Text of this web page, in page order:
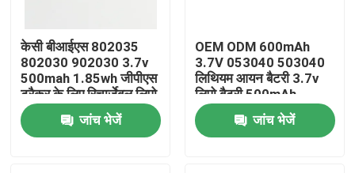
केसी बीआईएस 802035
802030 902030 3.7v
500mah 1.85wh जीपीएस
ट्रैकर के लिए रिचार्जेबल लिपो
बैटरी
जांच भेजें
OEM ODM 600mAh
3.7V 053040 503040
लिथियम आयन बैटरी 3.7v
लिपो बैटरी 500mAh
जांच भेजें